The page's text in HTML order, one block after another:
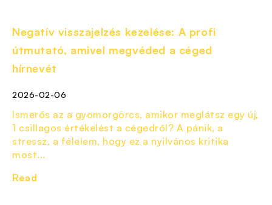
Negatív visszajelzés kezelése: A profi
útmutató, amivel megvéded a céged
hírnevét
2026-02-06
Ismerős az a gyomorgörcs, amikor meglátsz egy új,
1 csillagos értékelést a cégedről? A pánik, a
stressz, a félelem, hogy ez a nyilvános kritika
most...
Read